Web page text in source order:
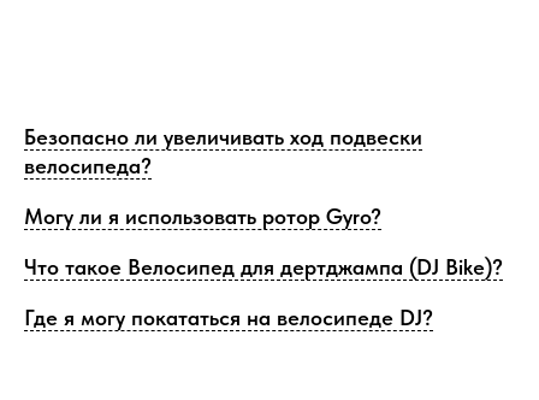
Безопасно ли увеличивать ход подвески
велосипеда?
Могу ли я использовать ротор Gyro?
Что такое Велосипед для дертджампа (DJ Bike)?
Где я могу покататься на велосипеде DJ?